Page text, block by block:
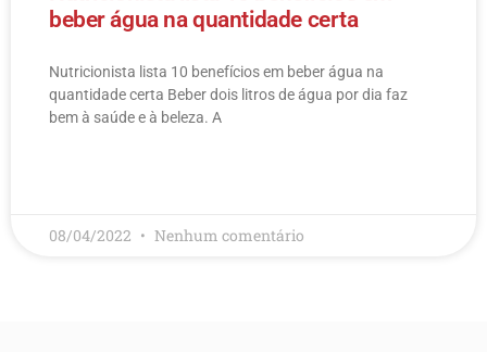
beber água na quantidade certa
Nutricionista lista 10 benefícios em beber água na
quantidade certa Beber dois litros de água por dia faz
bem à saúde e à beleza. A
08/04/2022 Nenhum comentário